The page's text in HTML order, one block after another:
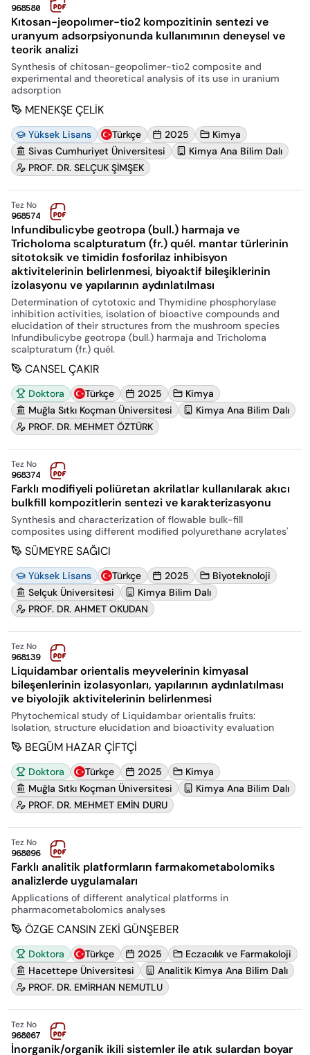
968580
Kıtosan-jeopolımer-tio2 kompozitinin sentezi ve
uranyum adsorpsiyonunda kullanımının deneysel ve
teorik analizi
Synthesis of chitosan-geopolimer-tio2 composite and
experimental and theoretical analysis of its use in uranium
adsorption
MENEKŞE ÇELİK
Yüksek Lisans Türkçe 2025
Kimya
Sivas Cumhuriyet Üniversitesi
Kimya Ana Bilim Dalı
PROF. DR. SELÇUK ŞİMŞEK
Tez No
968574
Infundibulicybe geotropa (bull.) harmaja ve
Tricholoma scalpturatum (fr.) quél. mantar türlerinin
sitotoksik ve timidin fosforilaz inhibisyon
aktivitelerinin belirlenmesi, biyoaktif bileşiklerinin
izolasyonu ve yapılarının aydınlatılması
Determination of cytotoxic and Thymidine phosphorylase
inhibition activities, isolation of bioactive compounds and
elucidation of their structures from the mushroom species
Infundibulicybe geotropa (bull.) harmaja and Tricholoma
scalpturatum (fr.) quél.
CANSEL ÇAKIR
Doktora Türkçe 2025
Kimya
Muğla Sıtkı Koçman Üniversitesi
Kimya Ana Bilim Dalı
PROF. DR. MEHMET ÖZTÜRK
Tez No
968374
Farklı modifiyeli poliüretan akrilatlar kullanılarak akıcı
bulkfill kompozitlerin sentezi ve karakterizasyonu
Synthesis and characterization of flowable bulk-fill
composites using different modified polyurethane acrylates'
SÜMEYRE SAĞICI
Yüksek Lisans Türkçe 2025
Biyoteknoloji
Selçuk Üniversitesi
Kimya Bilim Dalı
PROF. DR. AHMET OKUDAN
Tez No
968139
Liquidambar orientalis meyvelerinin kimyasal
bileşenlerinin izolasyonları, yapılarının aydınlatılması
ve biyolojik aktivitelerinin belirlenmesi
Phytochemical study of Liquidambar orientalis fruits:
Isolation, structure elucidation and bioactivity evaluation
BEGÜM HAZAR ÇİFTÇİ
Doktora Türkçe 2025
Kimya
Muğla Sıtkı Koçman Üniversitesi
Kimya Ana Bilim Dalı
PROF. DR. MEHMET EMİN DURU
Tez No
968096
Farklı analitik platformların farmakometabolomiks
analizlerde uygulamaları
Applications of different analytical platforms in
pharmacometabolomics analyses
ÖZGE CANSIN ZEKİ GÜNŞEBER
Doktora Türkçe 2025
Eczacılık ve Farmakoloji
Hacettepe Üniversitesi
Analitik Kimya Ana Bilim Dalı
PROF. DR. EMİRHAN NEMUTLU
Tez No
968067
İnorganik/organik ikili sistemler ile atık sulardan boyar